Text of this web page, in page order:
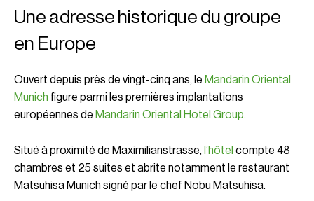
Une adresse historique du groupe
en Europe
Ouvert depuis près de vingt-cinq ans, le Mandarin Oriental
Munich figure parmi les premières implantations
européennes de Mandarin Oriental Hotel Group.
Situé à proximité de Maximilianstrasse, l’hôtel compte 48
chambres et 25 suites et abrite notamment le restaurant
Matsuhisa Munich signé par le chef Nobu Matsuhisa.